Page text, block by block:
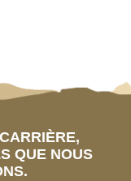
QUE NOUS